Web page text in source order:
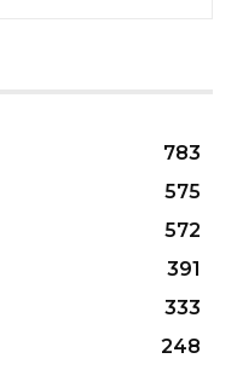
783
575
572
391
333
248